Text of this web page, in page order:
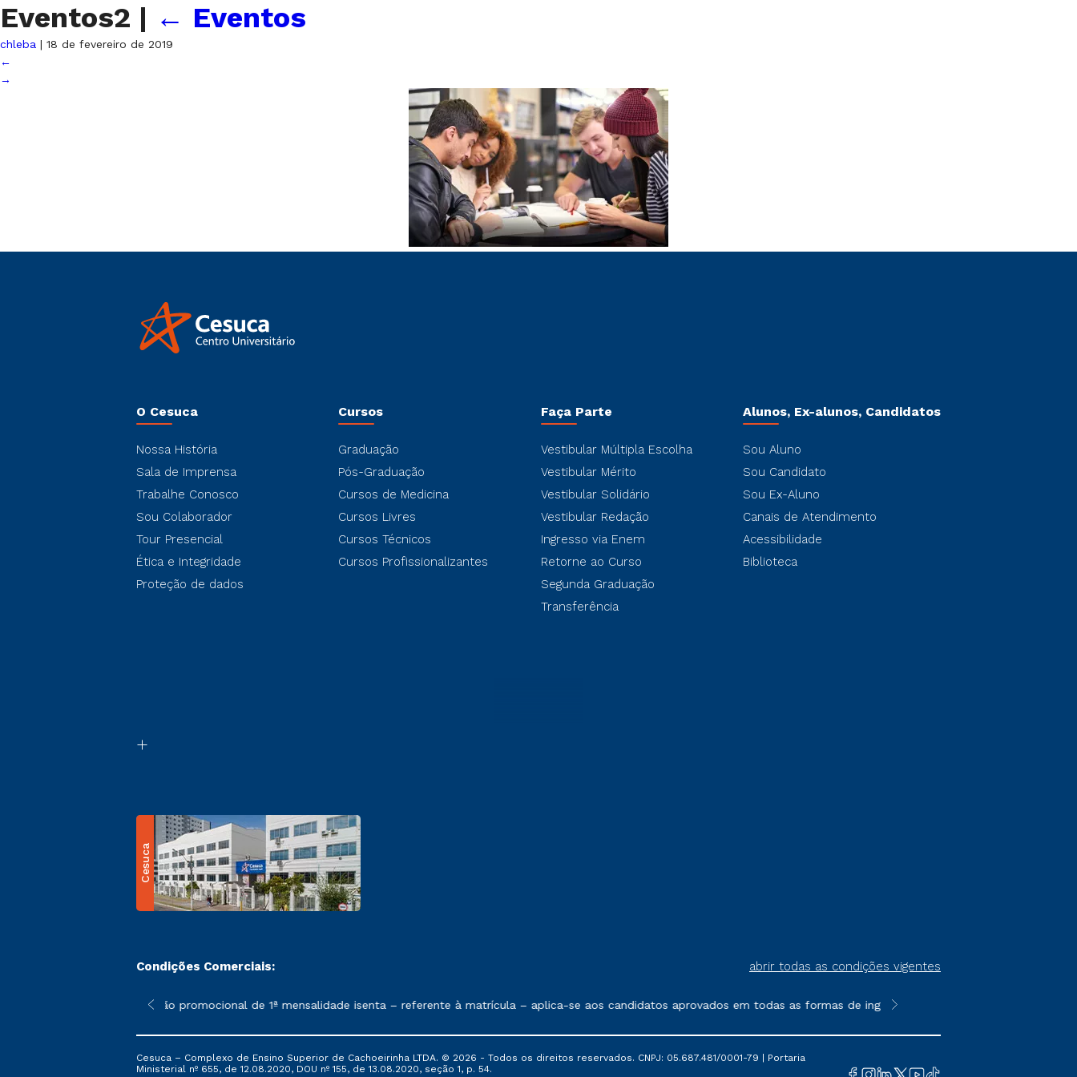
Eventos2 | ← Eventos
chleba | 18 de fevereiro de 2019
←
→
O Cesuca
Nossa História
Sala de Imprensa
Trabalhe Conosco
Sou Colaborador
Tour Presencial
Ética e Integridade
Proteção de dados
Cursos
Graduação
Pós-Graduação
Cursos de Medicina
Cursos Livres
Cursos Técnicos
Cursos Profissionalizantes
Faça Parte
Vestibular Múltipla Escolha
Vestibular Mérito
Vestibular Solidário
Vestibular Redação
Ingresso via Enem
Retorne ao Curso
Segunda Graduação
Transferência
Alunos, Ex-alunos, Candidatos
Sou Aluno
Sou Candidato
Sou Ex-Aluno
Canais de Atendimento
Acessibilidade
Biblioteca
Cesuca
Condições Comerciais: abrir todas as condições vigentes
sofrer alterações nos períodos de rematrícula conforme exposto no contrato de prestação de serviços
*A condição promocional de 1ª mensalidade isenta – referente à matrícula – aplica-se aos candidatos aprovados em todas as formas de ingresso, exceto na prova on-line
**Semipresencial é um formato do
Cesuca – Complexo de Ensino Superior de Cachoeirinha LTDA. © 2026 - Todos os direitos reservados. CNPJ: 05.687.481/0001-79 | Portaria
Ministerial nº 655, de 12.08.2020, DOU nº 155, de 13.08.2020, seção 1, p. 54.